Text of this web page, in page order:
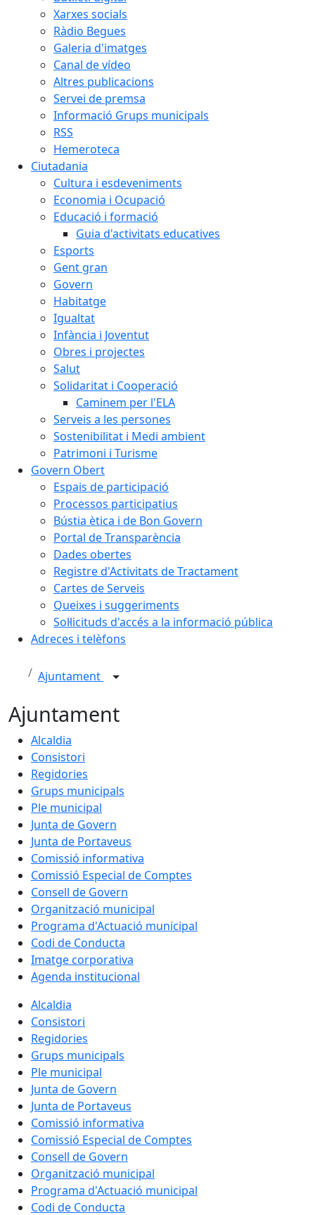
Xarxes socials
Ràdio Begues
Galeria d'imatges
Canal de vídeo
Altres publicacions
Servei de premsa
Informació Grups municipals
RSS
Hemeroteca
Ciutadania
Cultura i esdeveniments
Economia i Ocupació
Educació i formació
Guia d'activitats educatives
Esports
Gent gran
Govern
Habitatge
Igualtat
Infància i Joventut
Obres i projectes
Salut
Solidaritat i Cooperació
Caminem per l'ELA
Serveis a les persones
Sostenibilitat i Medi ambient
Patrimoni i Turisme
Govern Obert
Espais de participació
Processos participatius
Bústia ètica i de Bon Govern
Portal de Transparència
Dades obertes
Registre d'Activitats de Tractament
Cartes de Serveis
Queixes i suggeriments
Sol·licituds d'accés a la informació pública
Adreces i telèfons
Ajuntament
Ajuntament
Alcaldia
Consistori
Regidories
Grups municipals
Ple municipal
Junta de Govern
Junta de Portaveus
Comissió informativa
Comissió Especial de Comptes
Consell de Govern
Organització municipal
Programa d'Actuació municipal
Codi de Conducta
Imatge corporativa
Agenda institucional
Alcaldia
Consistori
Regidories
Grups municipals
Ple municipal
Junta de Govern
Junta de Portaveus
Comissió informativa
Comissió Especial de Comptes
Consell de Govern
Organització municipal
Programa d'Actuació municipal
Codi de Conducta